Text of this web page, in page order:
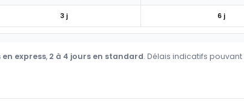
3 j 6 j
en express, 2 à 4 jours en standard. Délais indicatifs